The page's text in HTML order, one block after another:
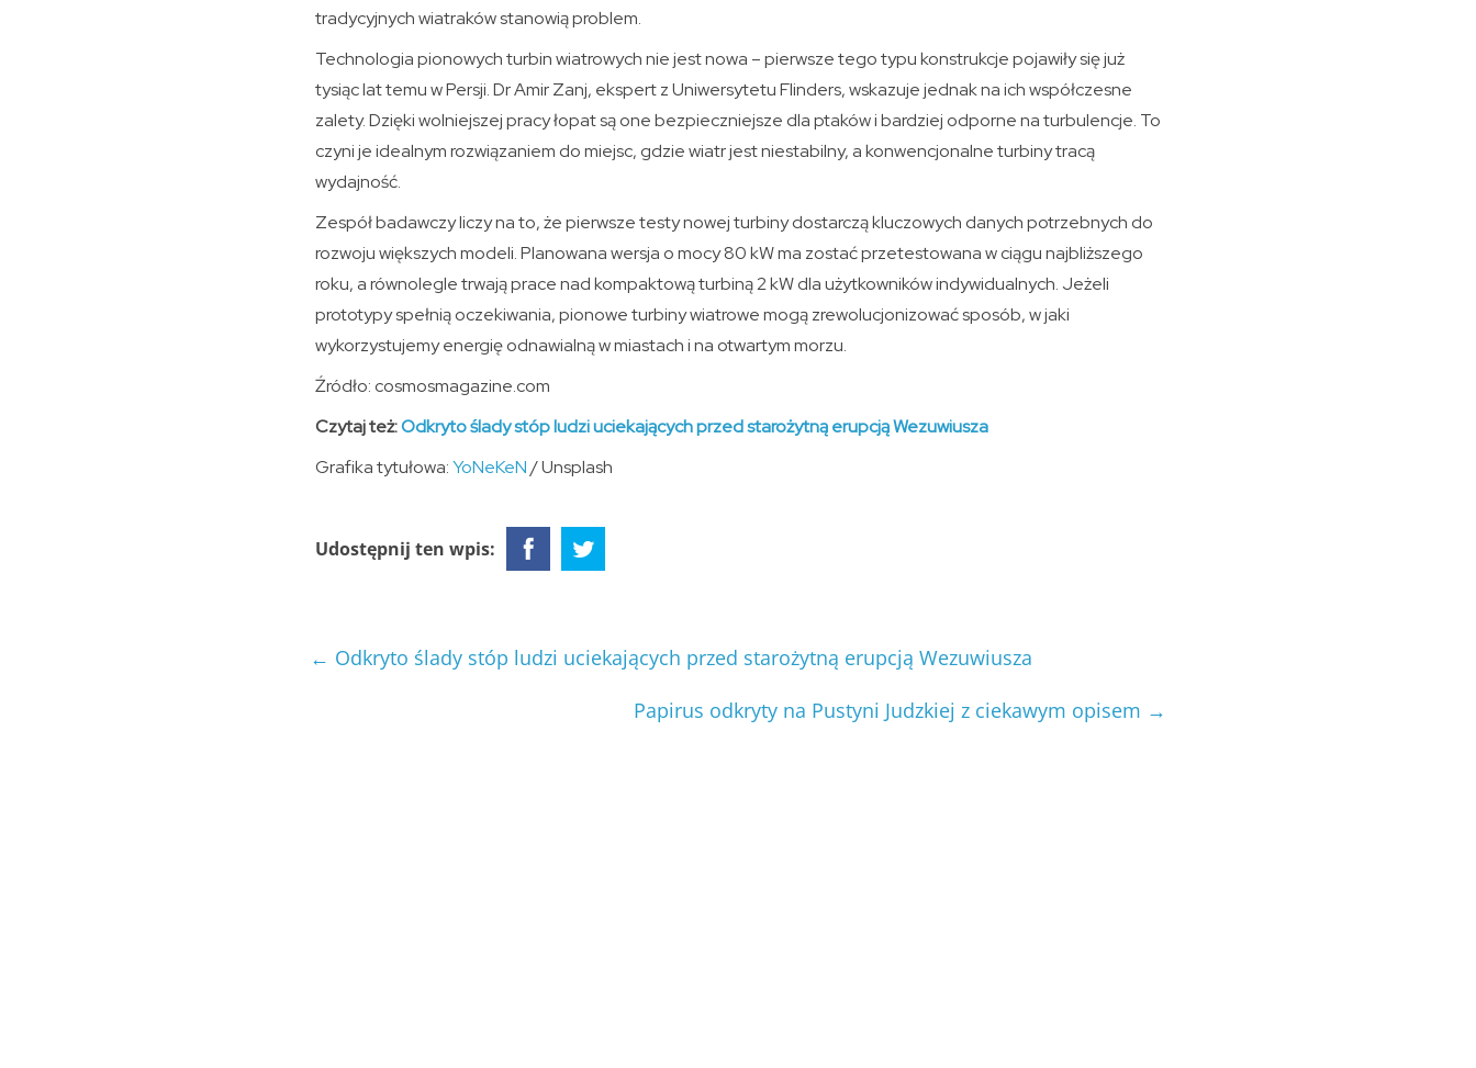
tradycyjnych wiatraków stanowią problem.
Technologia pionowych turbin wiatrowych nie jest nowa – pierwsze tego typu konstrukcje pojawiły się już
tysiąc lat temu w Persji. Dr Amir Zanj, ekspert z Uniwersytetu Flinders, wskazuje jednak na ich współczesne
zalety. Dzięki wolniejszej pracy łopat są one bezpieczniejsze dla ptaków i bardziej odporne na turbulencje. To
czyni je idealnym rozwiązaniem do miejsc, gdzie wiatr jest niestabilny, a konwencjonalne turbiny tracą
wydajność.
Zespół badawczy liczy na to, że pierwsze testy nowej turbiny dostarczą kluczowych danych potrzebnych do
rozwoju większych modeli. Planowana wersja o mocy 80 kW ma zostać przetestowana w ciągu najbliższego
roku, a równolegle trwają prace nad kompaktową turbiną 2 kW dla użytkowników indywidualnych. Jeżeli
prototypy spełnią oczekiwania, pionowe turbiny wiatrowe mogą zrewolucjonizować sposób, w jaki
wykorzystujemy energię odnawialną w miastach i na otwartym morzu.
Źródło: cosmosmagazine.com
Czytaj też:Odkryto ślady stóp ludzi uciekających przed starożytną erupcją Wezuwiusza
Grafika tytułowa:YoNeKeN/ Unsplash
Udostępnij ten wpis:
← Odkryto ślady stóp ludzi uciekających przed starożytną erupcją Wezuwiusza
Papirus odkryty na Pustyni Judzkiej z ciekawym opisem →